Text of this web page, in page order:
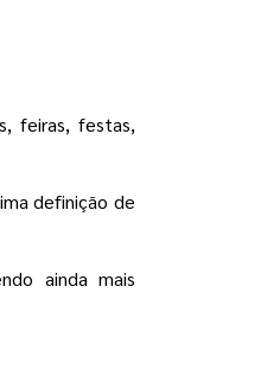
feiras, festas,
definição de
ainda mais